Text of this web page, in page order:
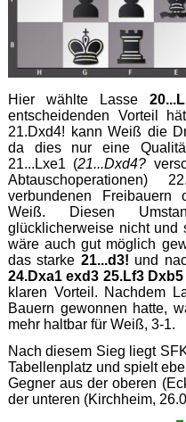
Hier wählte Lasse
entscheidenden Vorteil
21.Dxd4! kann Weiß die
da dies nur eine
21...Lxe1 (21...Dxd4?
verbundenen Freibauern
Weiß. Diesen
glücklicherweise nicht und
wäre auch gut möglich
das starke 21...d3! und
24.Dxa1 exd3 25.Lf3 Dxb5
klaren Vorteil. Nachdem
Bauern gewonnen hatte,
mehr haltbar für Weiß, 3-1.
Nach diesem Sieg liegt
Tabellenplatz und spielt
Gegner aus der oberen
der unteren (Kirchheim,